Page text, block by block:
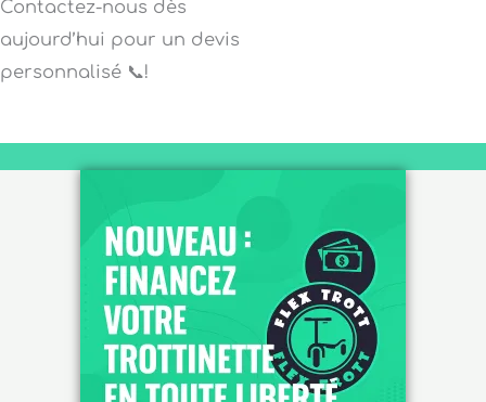
Contactez-nous dès
aujourd’hui pour un devis
personnalisé 📞!